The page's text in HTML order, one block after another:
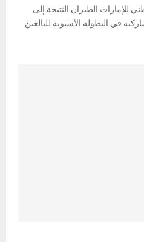
للإمارات الطيران النتيجة إلى
في البطولة الآسيوية للبالغين